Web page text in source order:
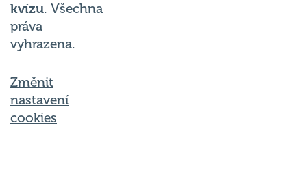
kvízu. Všechna
práva
vyhrazena.
Změnit
nastavení
cookies